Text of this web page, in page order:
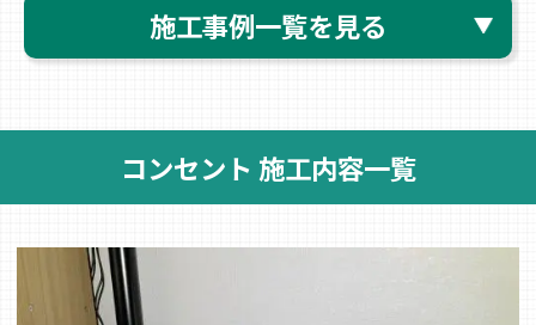
施工事例一覧を見る
コンセント 施工内容一覧